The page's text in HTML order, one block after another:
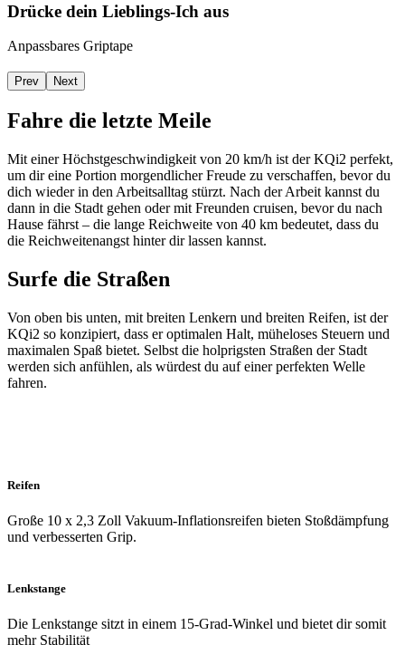
Drücke dein Lieblings-Ich aus
Anpassbares Griptape
Prev Next
Fahre die letzte Meile
Mit einer Höchstgeschwindigkeit von 20 km/h ist der KQi2 perfekt,
um dir eine Portion morgendlicher Freude zu verschaffen, bevor du
dich wieder in den Arbeitsalltag stürzt. Nach der Arbeit kannst du
dann in die Stadt gehen oder mit Freunden cruisen, bevor du nach
Hause fährst – die lange Reichweite von 40 km bedeutet, dass du
die Reichweitenangst hinter dir lassen kannst.
Surfe die Straßen
Von oben bis unten, mit breiten Lenkern und breiten Reifen, ist der
KQi2 so konzipiert, dass er optimalen Halt, müheloses Steuern und
maximalen Spaß bietet. Selbst die holprigsten Straßen der Stadt
werden sich anfühlen, als würdest du auf einer perfekten Welle
fahren.
Reifen
Große 10 x 2,3 Zoll Vakuum-Inflationsreifen bieten Stoßdämpfung
und verbesserten Grip.
Lenkstange
Die Lenkstange sitzt in einem 15-Grad-Winkel und bietet dir somit
mehr Stabilität